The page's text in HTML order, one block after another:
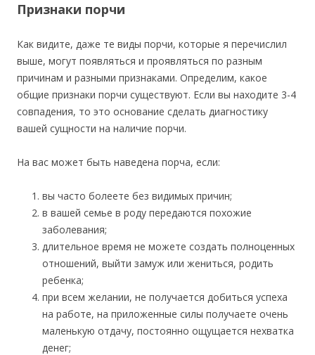
Признаки порчи
Как видите, даже те виды порчи, которые я перечислил
выше, могут появляться и проявляться по разным
причинам и разными признаками. Определим, какое
общие признаки порчи существуют. Если вы находите 3-4
совпадения, то это основание сделать диагностику
вашей сущности на наличие порчи.
На вас может быть наведена порча, если:
вы часто болеете без видимых причин;
в вашей семье в роду передаются похожие
заболевания;
длительное время не можете создать полноценных
отношений, выйти замуж или жениться, родить
ребенка;
при всем желании, не получается добиться успеха
на работе, на приложенные силы получаете очень
маленькую отдачу, постоянно ощущается нехватка
денег;